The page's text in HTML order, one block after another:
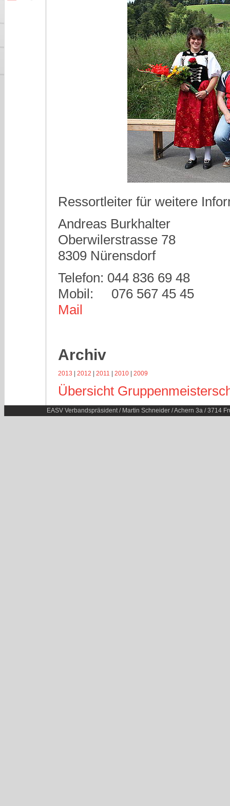
Ressortleiter für weitere
Andreas Burkhalter
Oberwilerstrasse 78
8309 Nürensdorf
Telefon: 044 836 69 48
Mobil: 076 567 45 45
Mail
Archiv
2013 2012 2011 2010 2009
Übersicht
EASV Verbandspräsident / Martin Schneider / Achern 3a / 3714